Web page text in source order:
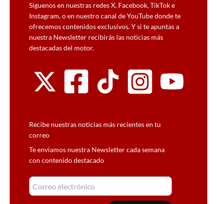
Síguenos en nuestras redes X, Facebook, TikTok e
Instagram, o en nuestro canal de YouTube donde te
ofrecemos contenidos exclusivos. Y si te apuntas a
nuestra Newsletter recibirás las noticias más
destacadas del motor.
Recibe nuestras noticias más recientes en tu
correo
Te enviamos nuestra Newsletter cada semana
con contenido destacado